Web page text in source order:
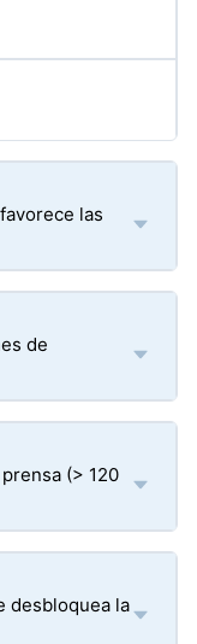
las
de
(> 120
desbloquea la